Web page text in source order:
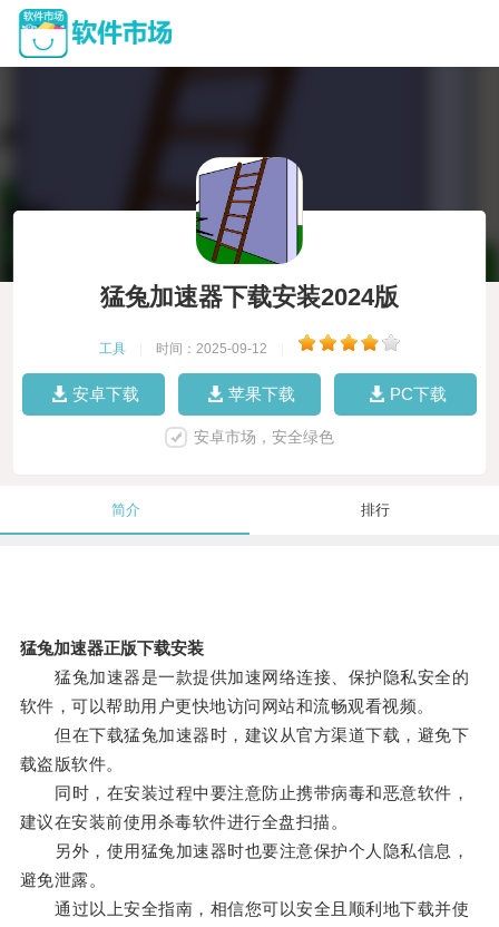
猛兔加速器下载安装2024版
工具 时间：2025-09-12
安卓下载 苹果下载 PC下载
安卓市场，安全绿色
简介 排行
猛兔加速器正版下载安装
猛兔加速器是一款提供加速网络连接、保护隐私安全的
软件，可以帮助用户更快地访问网站和流畅观看视频。
但在下载猛兔加速器时，建议从官方渠道下载，避免下
载盗版软件。
同时，在安装过程中要注意防止携带病毒和恶意软件，
建议在安装前使用杀毒软件进行全盘扫描。
另外，使用猛兔加速器时也要注意保护个人隐私信息，
避免泄露。
通过以上安全指南，相信您可以安全且顺利地下载并使